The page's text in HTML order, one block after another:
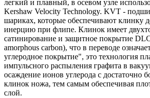
легкий и плавный, в осевом узле
Kershaw Velocity Technology. KVT -
шариках, которые обеспечивают клинку
инерцию при флипе. Клинок имеет
сатинирование и защитное покрытие
amorphous carbon), что в переводе
углеродное покрытие", это технология
импульсного распыления графита в
осаждение ионов углерода с достаточно
клинок ножа, тем самым обеспечивая
слой.